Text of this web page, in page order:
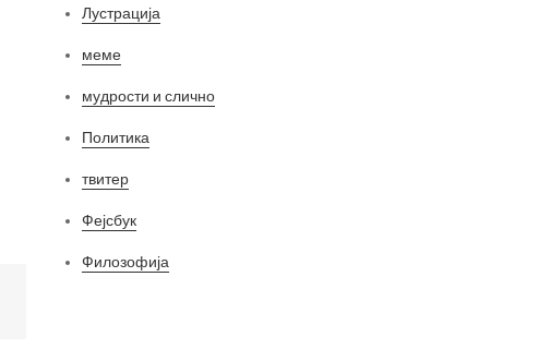
Лустрација
меме
мудрости и слично
Политика
твитер
Фејсбук
Филозофија